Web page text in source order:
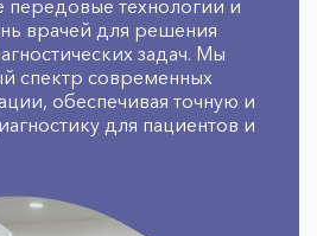
передовые технологии и
врачей для решения
задач. Мы
спектр современных
обеспечивая точную и
для пациентов и